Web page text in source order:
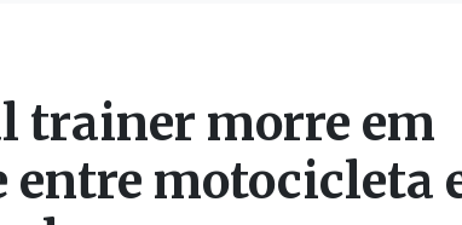
entre motocicleta
40 anos e faleceu no local